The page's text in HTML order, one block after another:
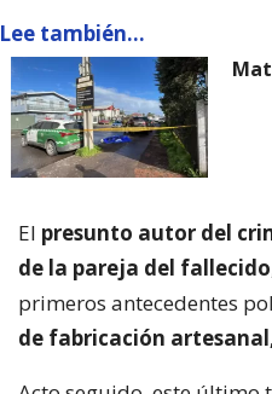
Lee también...
El presunto autor del
de la pareja del fallecido
primeros antecedentes
de fabricación